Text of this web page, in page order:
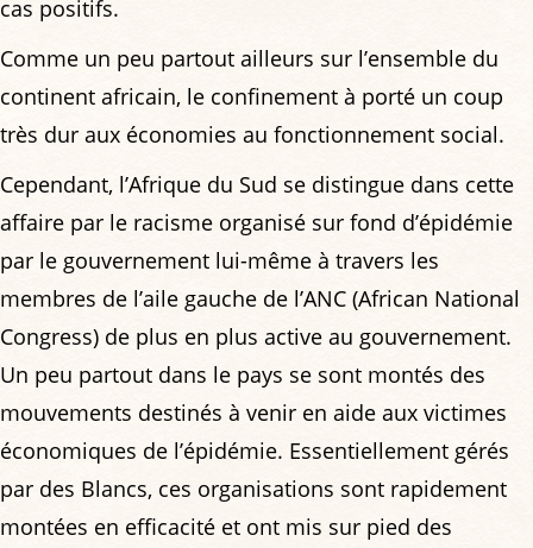
cas positifs.
Comme un peu partout ailleurs sur l’ensemble du
continent africain, le confinement à porté un coup
très dur aux économies au fonctionnement social.
Cependant, l’Afrique du Sud se distingue dans cette
affaire par le racisme organisé sur fond d’épidémie
par le gouvernement lui-même à travers les
membres de l’aile gauche de l’ANC (African National
Congress) de plus en plus active au gouvernement.
Un peu partout dans le pays se sont montés des
mouvements destinés à venir en aide aux victimes
économiques de l’épidémie. Essentiellement gérés
par des Blancs, ces organisations sont rapidement
montées en efficacité et ont mis sur pied des